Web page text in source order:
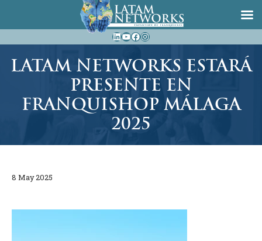
al
contenido
LinkedIn
YouTube
Facebook
Instagram
LATAM NETWORKS ESTARÁ
PRESENTE EN
FRANQUISHOP MÁLAGA
2025
8 May 2025